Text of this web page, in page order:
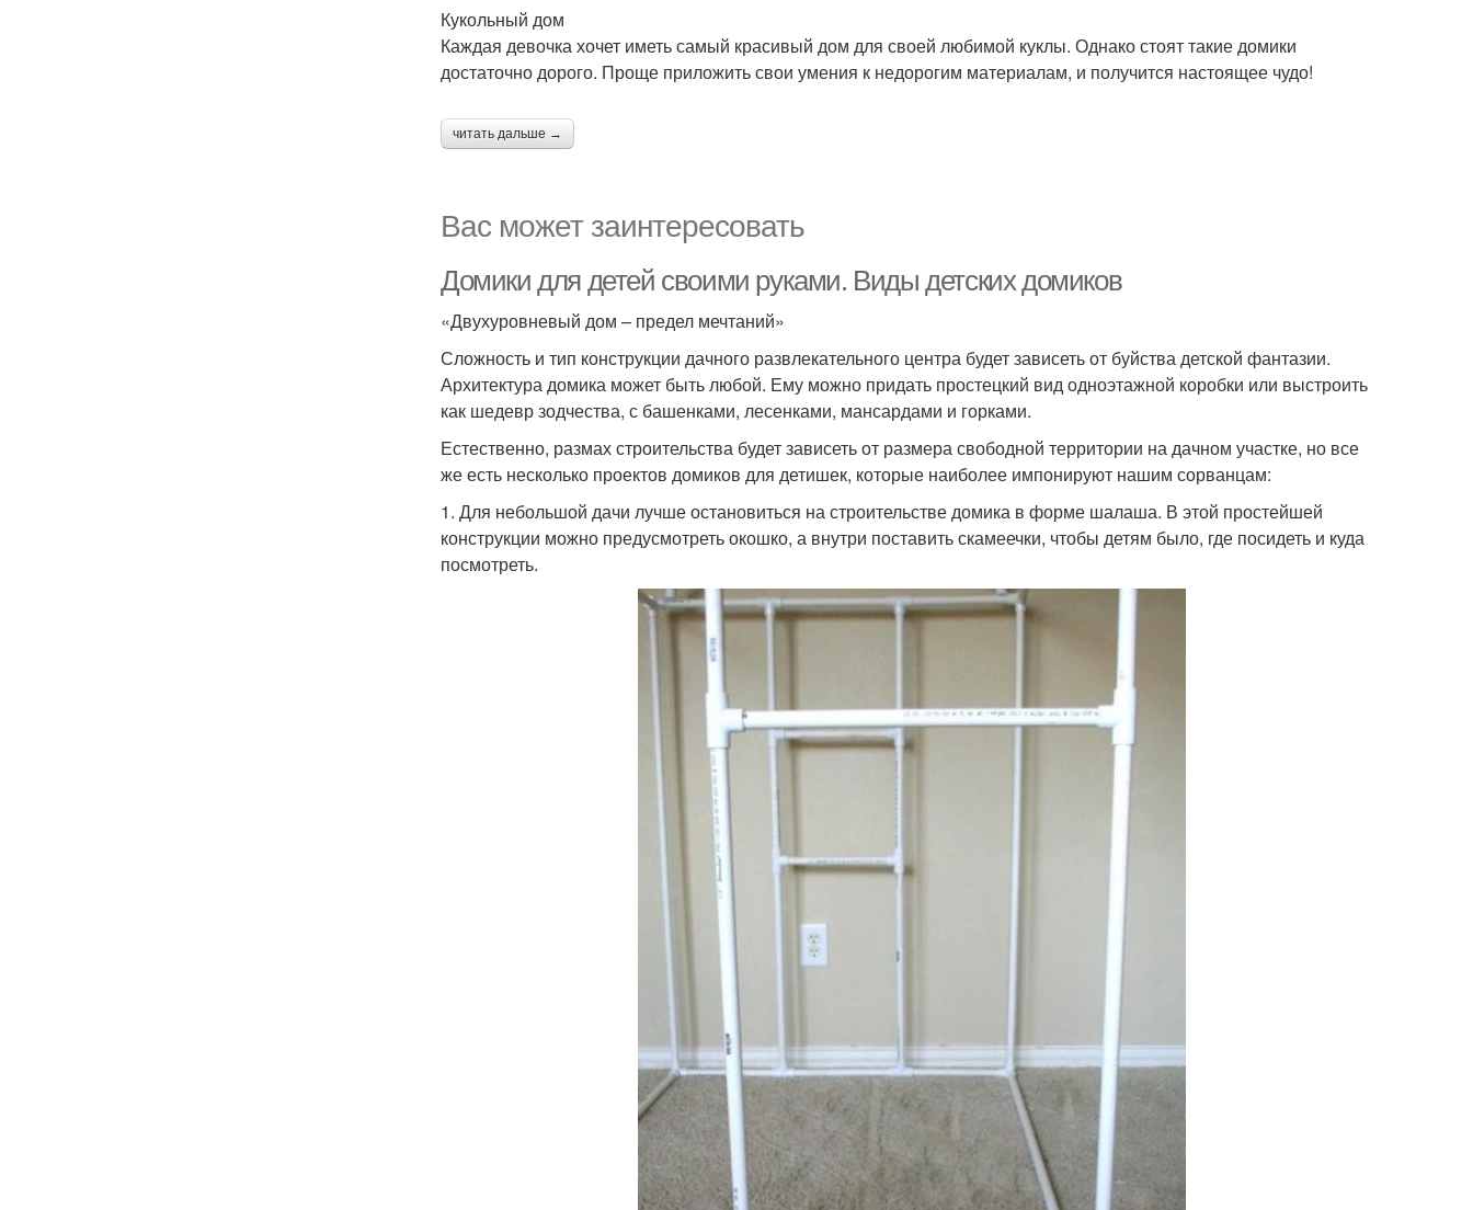
Кукольный дом
Каждая девочка хочет иметь самый красивый дом для своей любимой куклы. Однако стоят такие домики
достаточно дорого. Проще приложить свои умения к недорогим материалам, и получится настоящее чудо!
читать дальше →
Вас может заинтересовать
Домики для детей своими руками. Виды детских домиков
«Двухуровневый дом – предел мечтаний»
Сложность и тип конструкции дачного развлекательного центра будет зависеть от буйства детской фантазии.
Архитектура домика может быть любой. Ему можно придать простецкий вид одноэтажной коробки или выстроить
как шедевр зодчества, с башенками, лесенками, мансардами и горками.
Естественно, размах строительства будет зависеть от размера свободной территории на дачном участке, но все
же есть несколько проектов домиков для детишек, которые наиболее импонируют нашим сорванцам:
1. Для небольшой дачи лучше остановиться на строительстве домика в форме шалаша. В этой простейшей
конструкции можно предусмотреть окошко, а внутри поставить скамеечки, чтобы детям было, где посидеть и куда
посмотреть.